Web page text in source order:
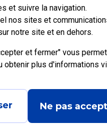
et suivre la navigation.
nos sites et
notre site et en dehors.
et fermer" vous
obtenir plus d'informations
Ne pas